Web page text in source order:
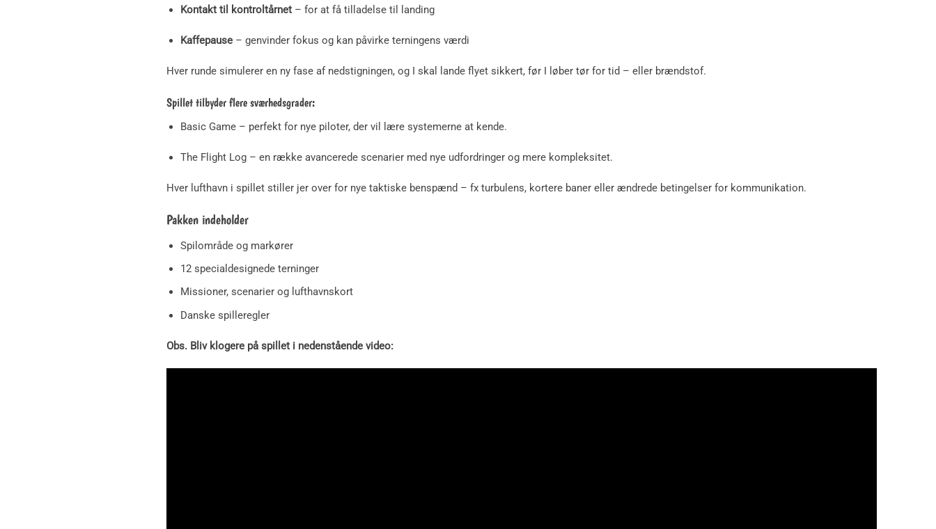
Kontakt til kontroltårnet– for at få tilladelse til landing
Kaffepause– genvinder fokus og kan påvirke terningens værdi
Hver runde simulerer en ny fase af nedstigningen, og I skal lande flyet sikkert, før I løber tør for tid – eller brændstof.
Spillet tilbyder flere sværhedsgrader:
Basic Game – perfekt for nye piloter, der vil lære systemerne at kende.
The Flight Log – en række avancerede scenarier med nye udfordringer og mere kompleksitet.
Hver lufthavn i spillet stiller jer over for nye taktiske benspænd – fx turbulens, kortere baner eller ændrede betingelser for kommunikation.
Pakken indeholder
Spilområde og markører
12 specialdesignede terninger
Missioner, scenarier og lufthavnskort
Danske spilleregler
Obs. Bliv klogere på spillet i nedenstående video: